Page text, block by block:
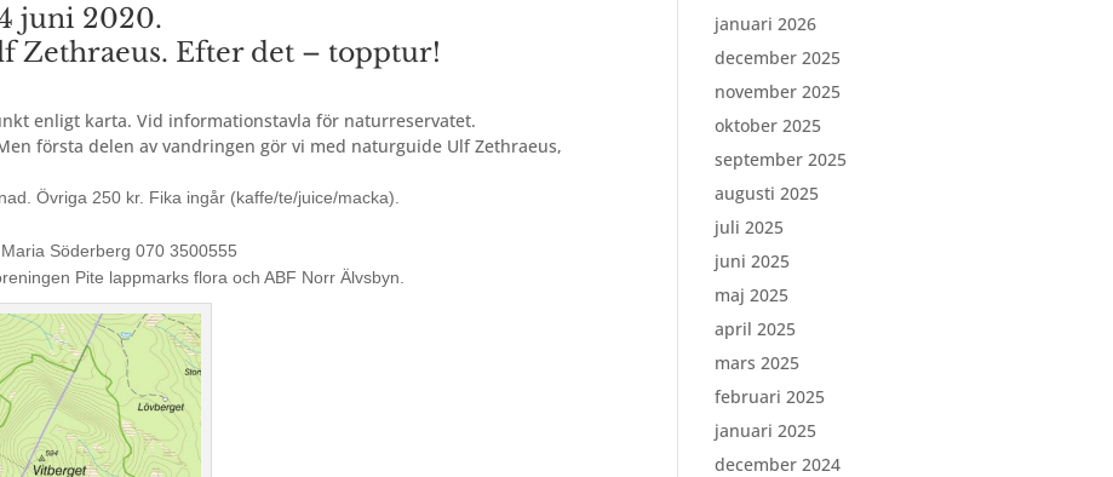
juni 2020.
Zethraeus. Efter det – topptur!
enligt karta. Vid informationstavla för naturreservatet.
första delen av vandringen gör vi med naturguide Ulf Zethraeus,
Övriga 250 kr. Fika ingår (kaffe/te/juice/macka).
Söderberg 070 3500555
Pite lappmarks flora och ABF Norr Älvsbyn.
januari 2026
december 2025
november 2025
oktober 2025
september 2025
augusti 2025
juli 2025
juni 2025
maj 2025
april 2025
mars 2025
februari 2025
januari 2025
december 2024